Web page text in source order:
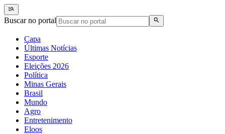
Buscar no portal
Capa
Últimas Notícias
Esporte
Eleições 2026
Política
Minas Gerais
Brasil
Mundo
Agro
Entretenimento
Eloos